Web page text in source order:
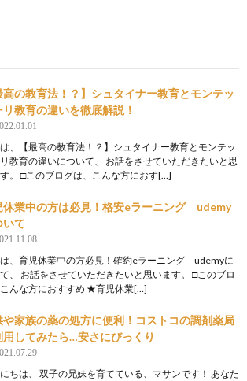
高の教育法！？】シュタイナー教育とモンテッ
リ教育の違いを徹底解説！
、【最高の教育法！？】シュタイナー教育とモンテッ
教育の違いについて、 お話をさせていただきたいと思
。 □このブログは、こんな方におす[…]
休業中の方は必見！格安eラーニング udemy
いて
、育児休業中の方必見！確約eラーニング udemyに
、 お話をさせていただきたいと思います。 □このブロ
んな方におすすめ ★育児休業[…]
や家族の薬の処方に便利！コストコの調剤薬局
用してみたら…安さにびっくり
ちは、 双子の兄妹を育てている、マサンです！ あなた